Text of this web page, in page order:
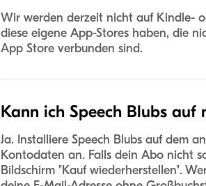
Wir werden derzeit nicht auf Kindle-
diese eigene App-Stores haben, die
App Store verbunden sind.
Kann ich Speech Blubs auf
Ja. Installiere Speech Blubs auf dem
Kontodaten an. Falls dein Abo nicht
Bildschirm "Kauf wiederherstellen".